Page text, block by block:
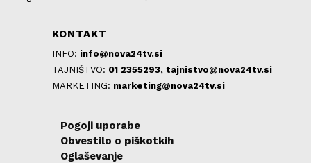
KONTAKT
INFO: info@nova24tv.si
TAJNIŠTVO: 01 2355293, tajnistvo@nova24tv.si
MARKETING: marketing@nova24tv.si
Pogoji uporabe
Obvestilo o piškotkih
Oglaševanje